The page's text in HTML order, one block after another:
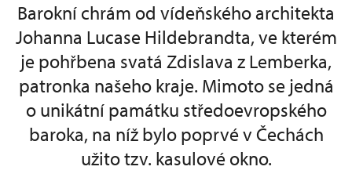
Barokní chrám od vídeňského architekta
Johanna Lucase Hildebrandta, ve kterém
je pohřbena svatá Zdislava z Lemberka,
patronka našeho kraje. Mimoto se jedná
o unikátní památku středoevropského
baroka, na níž bylo poprvé v Čechách
užito tzv. kasulové okno.